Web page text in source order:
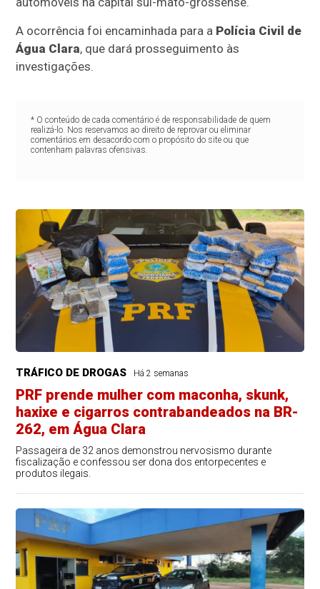
A ocorrência foi encaminhada para a Polícia Civil de
Água Clara, que dará prosseguimento às
investigações.
* O conteúdo de cada comentário é de responsabilidade de quem
realizá-lo. Nos reservamos ao direito de reprovar ou eliminar
comentários em desacordo com o propósito do site ou que
contenham palavras ofensivas.
TRÁFICO DE DROGAS Há 2 semanas
PRF prende mulher com maconha, skunk,
haxixe e cigarros contrabandeados na BR-
262, em Água Clara
Passageira de 32 anos demonstrou nervosismo durante
fiscalização e confessou ser dona dos entorpecentes e
produtos ilegais.